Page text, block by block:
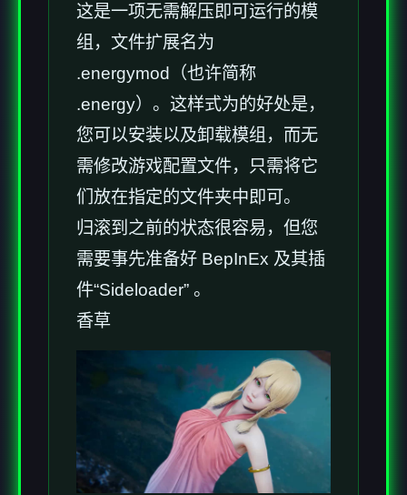
这是一项无需解压即可运行的模
组，文件扩展名为
.energymod（也许简称
.energy）。这样式为的好处是，
您可以安装以及卸载模组，而无
需修改游戏配置文件，只需将它
们放在指定的文件夹中即可。
归滚到之前的状态很容易，但您
需要事先准备好 BepInEx 及其插
件“Sideloader” 。
香草